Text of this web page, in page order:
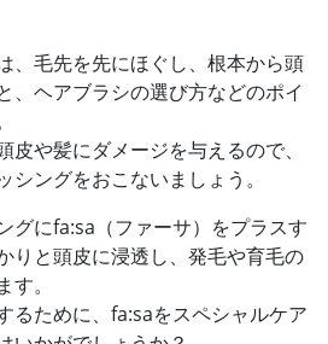
、毛先を先にほぐし、根本から頭
、ヘアブラシの選び方などのポイ
皮や髪にダメージを与えるので、
ングをおこないましょう。
グにfa:sa（ファーサ）をプラスす
りと頭皮に浸透し、発毛や育毛の
。
るために、fa:saをスペシャルケア